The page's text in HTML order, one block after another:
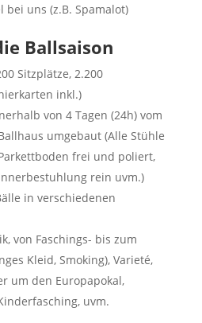
bei uns (z.B. Spamalot)
Ballsaison
Sitzplätze, 2.200
inkl.)
von 4 Tagen (24h) vom
umgebaut (Alle Stühle
frei und poliert,
rein uvm.)
in verschiedenen
von Faschings- bis zum
Kleid, Smoking), Varieté,
um den Europapokal,
Kinderfasching, uvm.